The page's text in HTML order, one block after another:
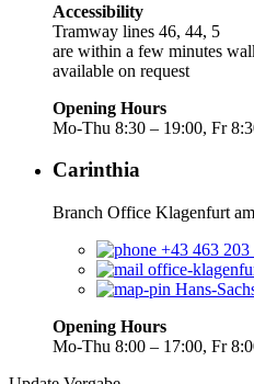
Accessibility
Tramway lines 46, 44, 5
are within a few minutes
available on request
Opening Hours
Mo-Thu 8:30 – 19:00, Fr
Carinthia
Branch Office Klagenfurt
+43 463 203
office-
Hans-
Opening Hours
Mo-Thu 8:00 – 17:00, Fr